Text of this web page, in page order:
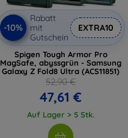
-10%
Rabatt
mit
Gutschein
EXTRA10
Spigen Tough Armor Pro
MagSafe, abyssgrün - Samsung
Galaxy Z Fold8 Ultra (ACS11851)
52,90 €
47,61 €
Auf Lager > 5 Stk.